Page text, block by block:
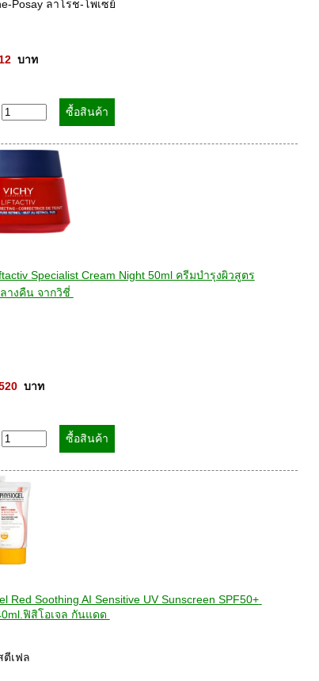
Posay ลาโรช-โพเซย์
  บาท
Specialist Cream Night 50ml ครีมบำรุงผิวสูตร
างคืน จากวิชี่
  บาท
Red Soothing AI Sensitive UV Sunscreen SPF50+
ฟิสิโอเจล กันแดด
ตีเฟล